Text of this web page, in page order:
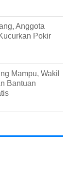
Anggota
Pokir
Mampu, Wakil
Bantuan